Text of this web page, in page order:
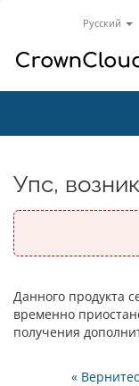
Русский
Упс,
Данного продукта
временно
получения
«